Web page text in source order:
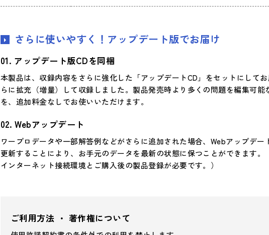
さらに使いやすく！アップデート版でお届け
アップデート版CDを同梱
本製品は、収録内容をさらに強化した「アップデートCD」をセットにして
らに拡充（増量）して収録しました。製品発売時より多くの問題を編集可
を、追加料金なしでお使いいただけます。
Webアップデート
ワープロデータや一部解答例などがさらに追加された場合、Webアップデ
更新することにより、お手元のデータを最新の状態に保つことができます
インターネット接続環境とご購入後の製品登録が必要です。）
ご利用方法 ・ 著作権について